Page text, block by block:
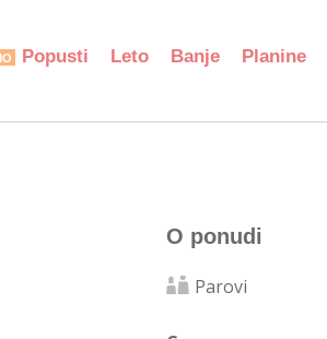
Popusti Leto Banje Planine
O ponudi
Parovi